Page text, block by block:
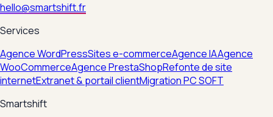
hello@smartshift.fr
Services
Agence WordPressSites e-commerceAgence IAAgence
WooCommerceAgence PrestaShopRefonte de site
internetExtranet & portail clientMigration PC SOFT
Smartshift